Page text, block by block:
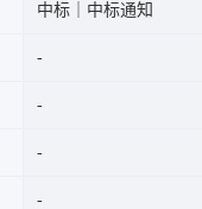
中标｜中标通知